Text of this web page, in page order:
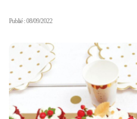
Publié : 08/09/2022